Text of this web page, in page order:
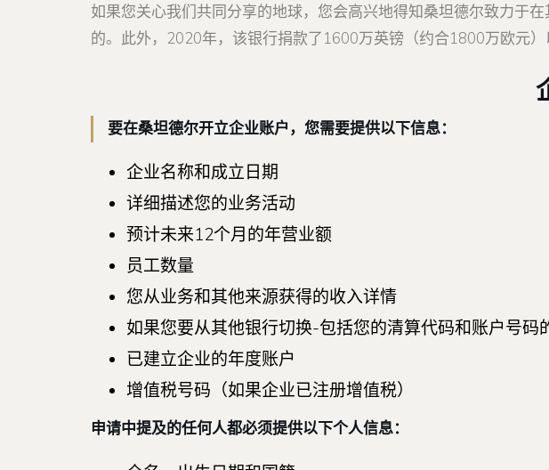
如果您关心我们共同分享的地球，您会高兴地得知桑坦德尔致力于
的。此外，2020年，该银行捐款了1600万英镑（约合1800万欧元）
要在桑坦德尔开立企业账户，您需要提供以下信息：
企业名称和成立日期
详细描述您的业务活动
预计未来12个月的年营业额
员工数量
您从业务和其他来源获得的收入详情
如果您要从其他银行切换-包括您的清算代码和账户号码
已建立企业的年度账户
增值税号码（如果企业已注册增值税）
申请中提及的任何人都必须提供以下个人信息：